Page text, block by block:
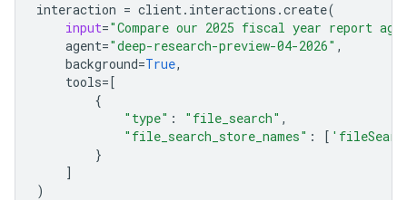
interaction = client. interactions .create(
input="Compare our 2025 fiscal year report
agent="deep-research-preview-04-2026" ,
background=True,
tools=[
{
"type" : "file_search" ,
"file_search_store_names" : [
}
]
)